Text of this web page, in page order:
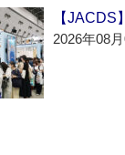
【
2026年08